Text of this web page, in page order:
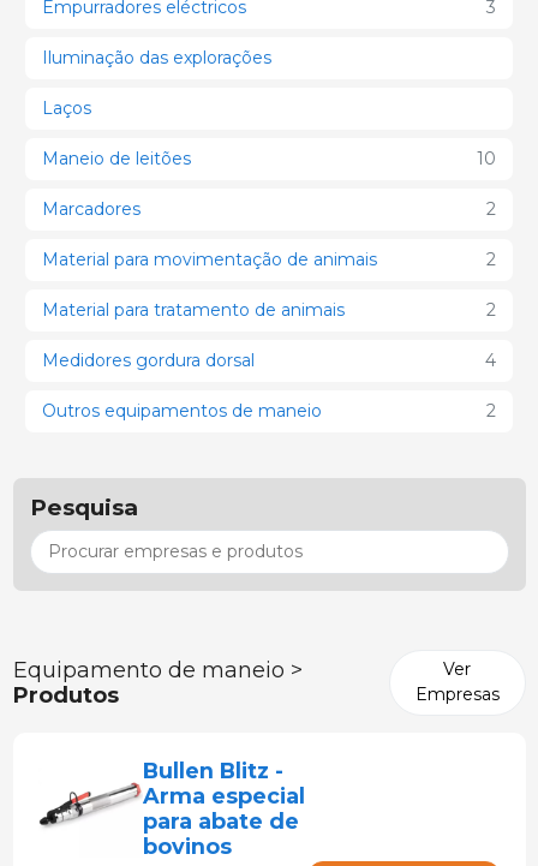
Empurradores eléctricos 3
Iluminação das explorações
Laços
Maneio de leitões 10
Marcadores 2
Material para movimentação de animais 2
Material para tratamento de animais 2
Medidores gordura dorsal 4
Outros equipamentos de maneio 2
Pesquisa
Equipamento de maneio >
Produtos
Ver
Empresas
Bullen Blitz -
Arma especial
para abate de
bovinos